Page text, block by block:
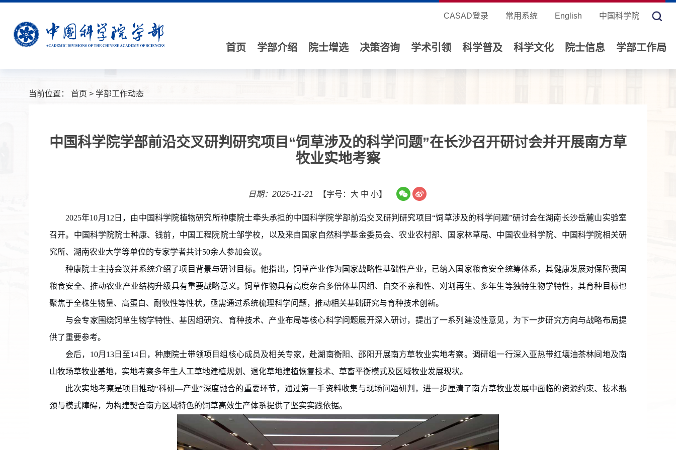
CASAD登录 常用系统 English 中国科学院
首页 学部介绍 院士增选 决策咨询 学术引领 科学普及 科学文化 院士信息 学部工作局
当前位置： 首页 > 学部工作动态
中国科学院学部前沿交叉研判研究项目“饲草涉及的科学问题”在长沙召开研讨会并开展南方草
牧业实地考察
日期：2025-11-21 【字号： 大 中 小】
2025年10月 12 日，由中国科学院植物研究所种康院士牵头承担的中国科学院学部前沿交叉研判研究项目“饲草涉及的科学问题”研讨会在湖南长沙岳麓山实验室
召开。中国科学院院士种康、钱前，中国工程院院士邹学校，以及来自国家自然科学基金委员会、农业农村部、国家林草局、中国农业科学院、中国科学院相关研
究所、湖南农业大学等单位的专家学者共计50余人参加会议。
种康院士主持会议并系统介绍了项目背景与研讨目标。他指出，饲草产业作为国家战略性基础性产业，已纳入国家粮食安全统筹体系，其健康发展对保障我国
粮食安全、推动农业产业结构升级具有重要战略意义。饲草作物具有高度杂合多倍体基因组、自交不亲和性、刈割再生、多年生等独特生物学特性，其育种目标也
聚焦于全株生物量、高蛋白、耐牧性等性状，亟需通过系统梳理科学问题，推动相关基础研究与育种技术创新。
与会专家围绕饲草生物学特性、基因组研究、育种技术、产业布局等核心科学问题展开深入研讨，提出了一系列建设性意见，为下一步研究方向与战略布局提
供了重要参考。
会后， 10月 13日至14 日，种康院士带领项目组核心成员及相关专家，赴湖南衡阳、邵阳开展南方草牧业实地考察。调研组一行深入亚热带红壤油茶林间地及南
山牧场草牧业基地，实地考察多年生人工草地建植规划、退化草地建植恢复技术、草畜平衡模式及区域牧业发展现状。
此次实地考察是项目推动“科研—产业”深度融合的重要环节，通过第一手资料收集与现场问题研判，进一步厘清了南方草牧业发展中面临的资源约束、技术瓶
颈与模式障碍，为构建契合南方区域特色的饲草高效生产体系提供了坚实实践依据。